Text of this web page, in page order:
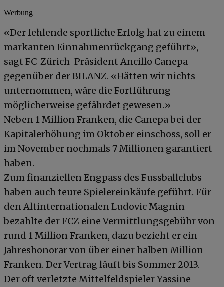
Werbung
«Der fehlende sportliche Erfolg hat zu einem
markanten Einnahmenrückgang geführt»,
sagt FC-Zürich-Präsident Ancillo Canepa
gegenüber der BILANZ. «Hätten wir nichts
unternommen, wäre die Fortführung
möglicherweise gefährdet gewesen.»
Neben 1 Million Franken, die Canepa bei der
Kapitalerhöhung im Oktober einschoss, soll er
im November nochmals 7 Millionen garantiert
haben.
Zum finanziellen Engpass des Fussballclubs
haben auch teure Spielereinkäufe geführt. Für
den Altinternationalen Ludovic Magnin
bezahlte der FCZ eine Vermittlungsgebühr von
rund 1 Million Franken, dazu bezieht er ein
Jahreshonorar von über einer halben Million
Franken. Der Vertrag läuft bis Sommer 2013.
Der oft verletzte Mittelfeldspieler Yassine